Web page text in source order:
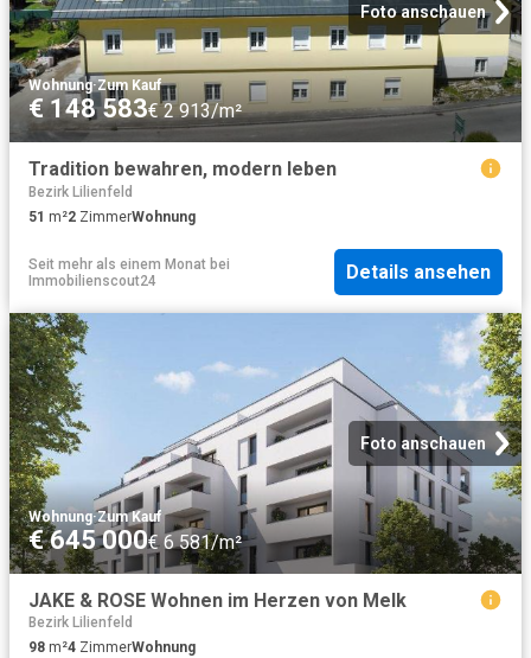
Foto anschauen
Wohnung·Zum Kauf
€ 148 583€ 2 913/m²
Tradition bewahren, modern leben
Bezirk Lilienfeld
51 m²2 ZimmerWohnung
Seit mehr als einem Monat bei
Immobilienscout24
Details ansehen
Foto anschauen
Wohnung·Zum Kauf
€ 645 000€ 6 581/m²
JAKE & ROSE Wohnen im Herzen von Melk
Bezirk Lilienfeld
98 m²4 ZimmerWohnung